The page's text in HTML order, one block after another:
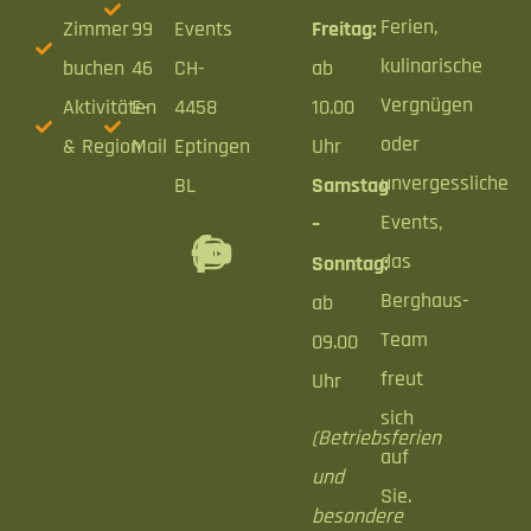
Zimmer
buchen
Aktivitäten
& Region
99
46
E-
Mail
Events
CH-
4458
Eptingen
BL
Freitag:
ab
10.00
Uhr
Samstag
–
Sonntag:
ab
09.00
Uhr
(Betriebsferien
und
besondere
Ferien,
kulinarische
Vergnügen
oder
unvergessliche
Events,
das
Berghaus-
Team
freut
sich
auf
Sie.